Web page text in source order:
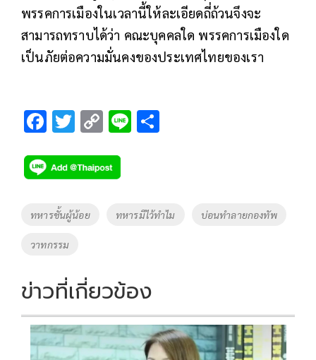
พรรคการเมืองในเวลานี้ให้ละเอียดถี่ถ้วนจึงจะ
สามารถทราบได้ว่า คณะบุคคลใด พรรคการเมืองใด
เป็นภัยต่อความมั่นคงของประเทศไทยของเรา
F
e
b
o
k
T
tt
er
C
p
y
Li
Li
Tags
ทหารชั้นผู้น้อย ทหารมีไว้ทำไม บ่อนทำลายกองทัพ
วาทกรรม
ข่าวที่เกี่ยวข้อง